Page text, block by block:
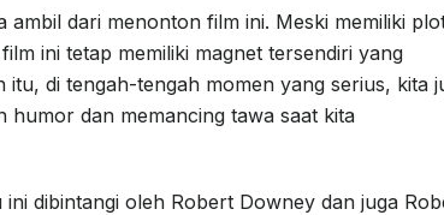
dari menonton film ini. Meski memiliki
ini tetap memiliki magnet tersendiri yang
di tengah-tengah momen yang serius, kita
humor dan memancing tawa saat kita
dibintangi oleh Robert Downey dan juga